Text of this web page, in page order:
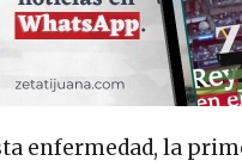
enfermedad, la